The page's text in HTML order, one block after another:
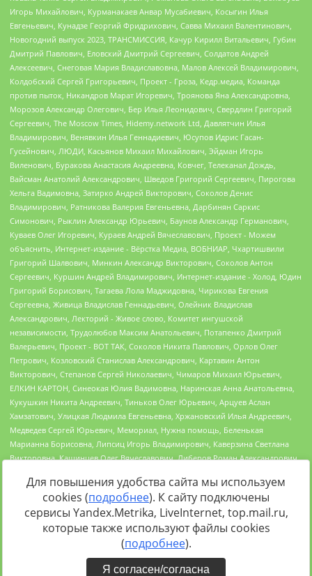
Источник:https://minjust.gov.ru/uploaded/files/reestr-
inostrannyih-agentov-22-03-2024.pdfданные на22.03.2024
Для повышения удобства сайта мы используем
cookies (подробнее). К сайту подключены
сервисы Yandex.Metrika, LiveInternet, top.mail.ru,
которые также используют файлы cookies
(подробнее).
Я согласен/согласна